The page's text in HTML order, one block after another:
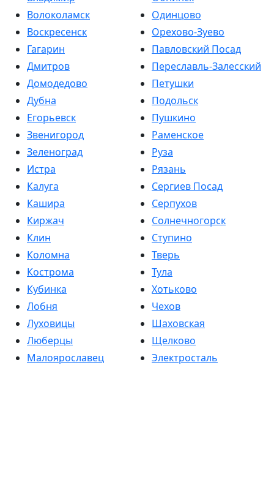
Волоколамск
Воскресенск
Гагарин
Дмитров
Домодедово
Дубна
Егорьевск
Звенигород
Зеленоград
Истра
Калуга
Кашира
Киржач
Клин
Коломна
Кострома
Кубинка
Лобня
Луховицы
Люберцы
Малоярославец
Одинцово
Орехово-Зуево
Павловский Посад
Переславль-Залесский
Петушки
Подольск
Пушкино
Раменское
Руза
Рязань
Сергиев Посад
Серпухов
Солнечногорск
Ступино
Тверь
Тула
Хотьково
Чехов
Шаховская
Щелково
Электросталь